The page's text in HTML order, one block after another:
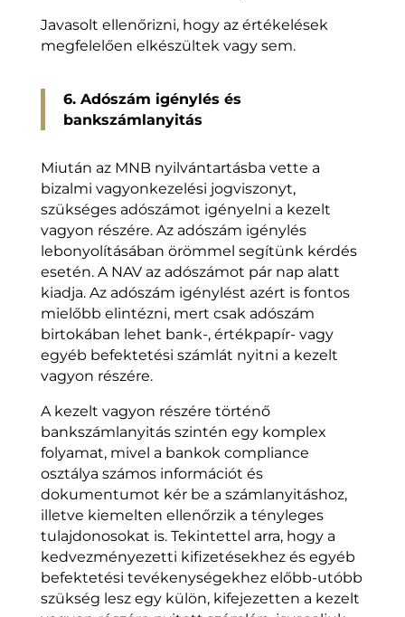
Javasolt ellenőrizni, hogy az értékelések
megfelelően elkészültek vagy sem.
6. Adószám igénylés és
bankszámlanyitás
Miután az MNB nyilvántartásba vette a
bizalmi vagyonkezelési jogviszonyt,
szükséges adószámot igényelni a kezelt
vagyon részére. Az adószám igénylés
lebonyolításában örömmel segítünk kérdés
esetén. A NAV az adószámot pár nap alatt
kiadja. Az adószám igénylést azért is fontos
mielőbb elintézni, mert csak adószám
birtokában lehet bank-, értékpapír- vagy
egyéb befektetési számlát nyitni a kezelt
vagyon részére.
A kezelt vagyon részére történő
bankszámlanyitás szintén egy komplex
folyamat, mivel a bankok compliance
osztálya számos információt és
dokumentumot kér be a számlanyitáshoz,
illetve kiemelten ellenőrzik a tényleges
tulajdonosokat is. Tekintettel arra, hogy a
kedvezményezetti kifizetésekhez és egyéb
befektetési tevékenységekhez előbb-utóbb
szükség lesz egy külön, kifejezetten a kezelt